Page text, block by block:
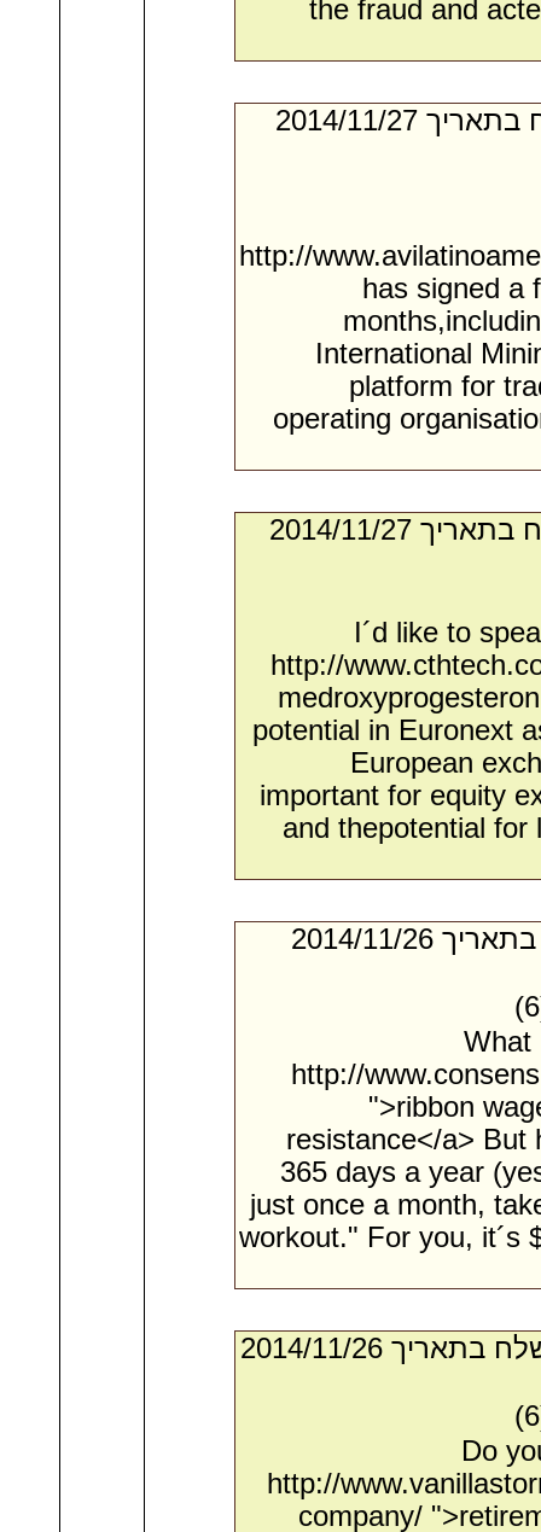
the fraud and
- מאת:‏ Heath*. ‏ נשלח בתאריך ‏27/‏11/‏2014
http://
has signed a
International
platform for
operating
- מאת:‏ Colton*. ‏ נשלח בתאריך ‏27/‏11/‏2014
I´d like to
http://
potential in Euronext
European
important for equity
and thepotential for
- מאת:‏ Jose*. ‏ נשלח בתאריך ‏26/‏11/‏2014
What
http://
">ribbon
resistance</a> But
365 days a year
just once a month,
workout." For you, it´s
- מאת:‏ Terrence*. ‏ נשלח בתאריך ‏26/‏11/‏2014
Do
http://
company/